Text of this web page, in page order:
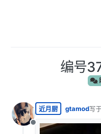
编号
离线
近月厨 gtamod写
最